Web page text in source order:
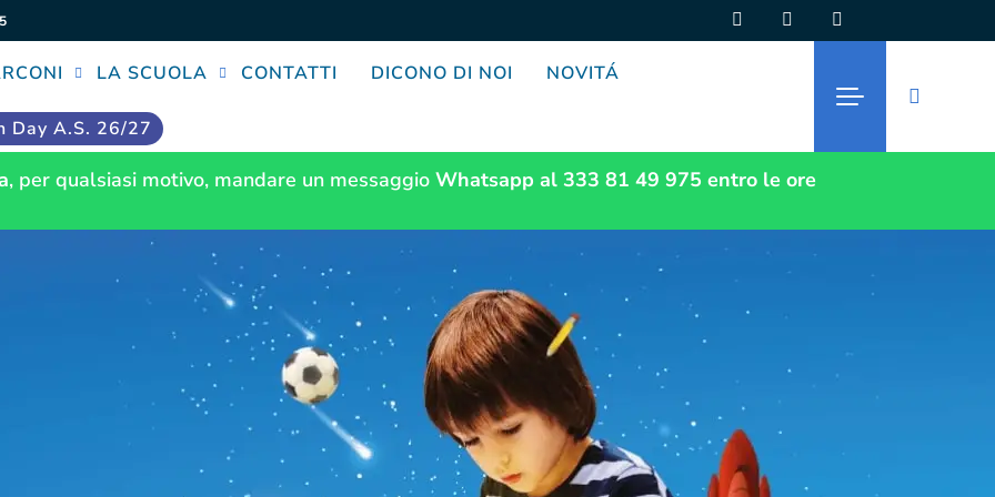
LA SCUOLA CONTATTI DICONO DI NOI NOVITÁ
Day A.S. 26/27
, per qualsiasi motivo, mandare un messaggioWhatsapp al 333 81 49 975 entro le ore